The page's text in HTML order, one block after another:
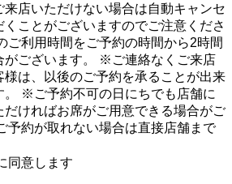
店いただけない場合は自動キャンセ
ことがございますのでご注意くださ
利用時間をご予約の時間から2時間
がございます。 ※ご連絡なくご来店
様は、以後のご予約を承ることが出来
。 ※ご予約不可の日にちでも店舗に
ければお席がご用意できる場合がご
予約が取れない場合は直接店舗まで
同意します